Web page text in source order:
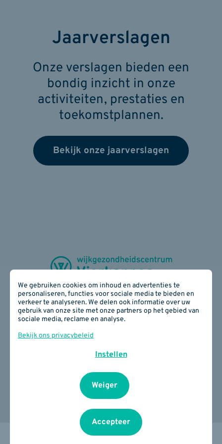
Jaarverslagen
Onze verslagen bieden een
bondig inzicht in onze
activiteiten, prestaties en
toekomstplannen.
Bekijk onze jaarverslagen
Zijdelingsestraat 28 - 3300 Tienen
016 78 17 40
E-mail:info(at)wgcvierkappes.be
instellingen
We gebruiken cookies om inhoud en advertenties te
personaliseren, functies voor sociale media te bieden en
verkeer te analyseren. We delen ook informatie over uw
gebruik van onze site met onze partners op het gebied van
sociale media, reclame en analyse.
Bekijk ons privacybeleid
Instellen
Weiger
Accepteer